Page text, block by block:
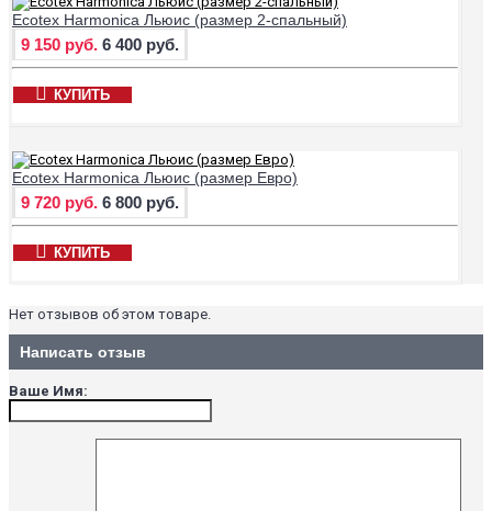
Ecotex Harmonica Льюис (размер 2-спальный)
9 150 руб. 6 400 руб.
КУПИТЬ
Ecotex Harmonica Льюис (размер Евро)
9 720 руб. 6 800 руб.
КУПИТЬ
Нет отзывов об этом товаре.
Написать отзыв
Ваше Имя: